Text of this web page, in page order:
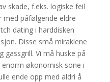
skade, f.eks. logiske feil
med påfølgende eldre
dating i harddisken
Disse små miraklene
gassgrill. Vi må huske på
økonomisk sone i
ende opp med aldri å